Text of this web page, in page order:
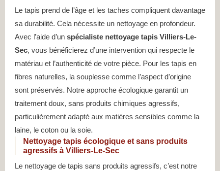
Le tapis prend de l’âge et les taches compliquent davantage
sa durabilité. Cela nécessite un nettoyage en profondeur.
Avec l’aide d’un spécialiste nettoyage tapis Villiers-Le-
Sec, vous bénéficierez d’une intervention qui respecte le
matériau et l’authenticité de votre pièce. Pour les tapis en
fibres naturelles, la souplesse comme l’aspect d’origine
sont préservés. Notre approche écologique garantit un
traitement doux, sans produits chimiques agressifs,
particulièrement adapté aux matières sensibles comme la
laine, le coton ou la soie.
Nettoyage tapis écologique et sans produits
agressifs à Villiers-Le-Sec
Le nettoyage de tapis sans produits agressifs, c’est notre